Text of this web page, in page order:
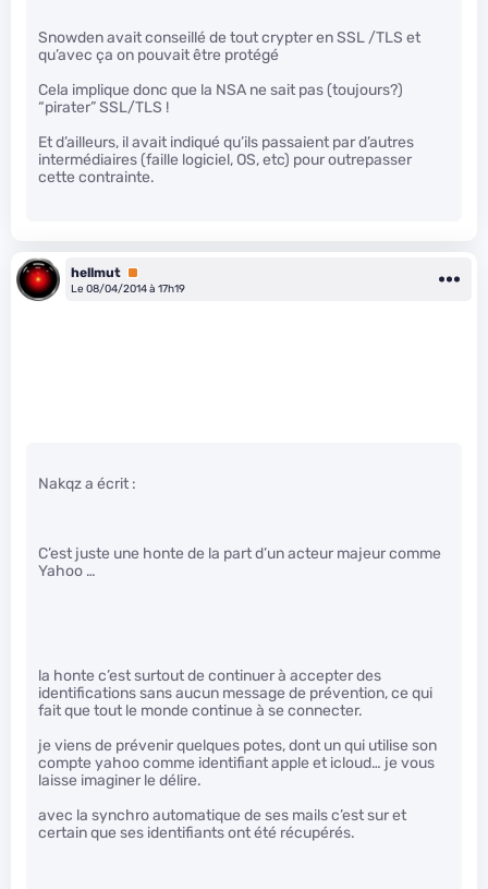
Snowden avait conseillé de tout crypter en SSL /TLS et
qu’avec ça on pouvait être protégé
Cela implique donc que la NSA ne sait pas (toujours?)
“pirater” SSL/TLS !
Et d’ailleurs, il avait indiqué qu’ils passaient par d’autres
intermédiaires (faille logiciel, OS, etc) pour outrepasser
cette contrainte.
hellmut Premium
Le 08/04/2014 à 17h19
Nakqz a écrit :
C’est juste une honte de la part d’un acteur majeur comme
Yahoo …
la honte c’est surtout de continuer à accepter des
identifications sans aucun message de prévention, ce qui
fait que tout le monde continue à se connecter.
je viens de prévenir quelques potes, dont un qui utilise son
compte yahoo comme identifiant apple et icloud… je vous
laisse imaginer le délire.
avec la synchro automatique de ses mails c’est sur et
certain que ses identifiants ont été récupérés.